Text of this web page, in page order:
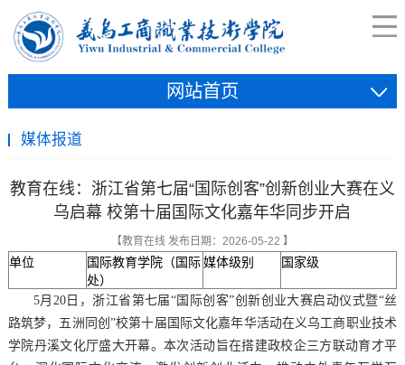
网站首页
媒体报道
教育在线：浙江省第七届“国际创客”创新创业大赛在义
乌启幕 校第十届国际文化嘉年华同步开启
【教育在线 发布日期：2026-05-22 】
单位
国际教育学院（国际
处）
媒体级别 国家级
5月20日，浙江省第七届“国际创客”创新创业大赛启动仪式暨“丝
路筑梦，五洲同创”校第十届国际文化嘉年华活动在义乌工商职业技术
学院丹溪文化厅盛大开幕。本次活动旨在搭建政校企三方联动育才平